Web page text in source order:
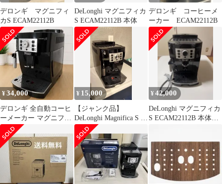
デロンギ マグニフィ
カS ECAM22112B
DeLonghi マグニフィカ
S ECAM22112B 本体
デロンギ コーヒーメ
ーカー ECAM22112B
¥34,000
デロンギ 全自動コーヒ
ーメーカー マグニフィ
カS ブラック
ECAM22112B
¥ 15,000
【ジャンク品】
DeLonghi Magnifica S エ
スプレッソマシン 本体
¥42,000
DeLonghi マグニフィカ
S ECAM22112B 本体&